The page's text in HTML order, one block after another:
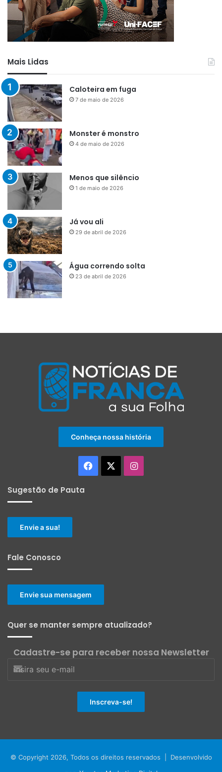
Mais Lidas
Caloteira em fuga
7 de maio de 2026
Monster é monstro
4 de maio de 2026
Menos que silêncio
1 de maio de 2026
Já vou ali
29 de abril de 2026
Água correndo solta
23 de abril de 2026
Conheça nossa história
Facebook Instagram
Sugestão de Pauta
Envie a sua!
Fale Conosco
Envie sua mensagem
Quer se manter sempre atualizado?
Cadastre-se para receber nossa Newsletter
© Copyright 2026, Todos os direitos reservados | Desenvolvido